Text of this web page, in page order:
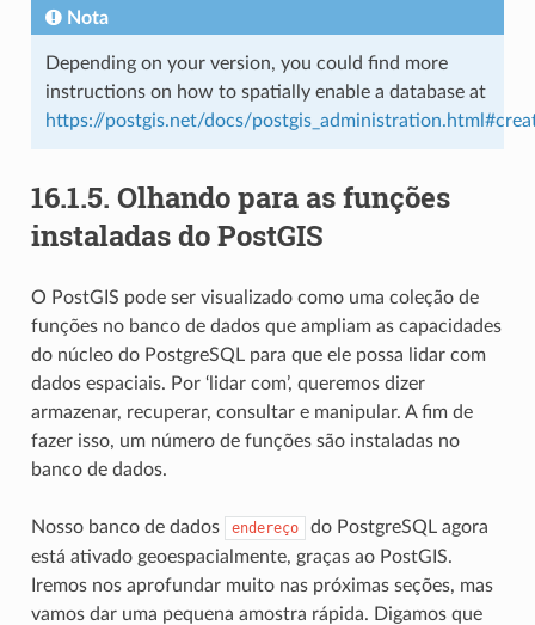
Nota
Depending on your version, you could find more
instructions on how to spatially enable a database at
https://postgis.net/docs/
16.1.5. Olhando para as funções
instaladas do PostGIS
O PostGIS pode ser visualizado como uma coleção de
funções no banco de dados que ampliam as capacidades
do núcleo do PostgreSQL para que ele possa lidar com
dados espaciais. Por ‘lidar com’, queremos dizer
armazenar, recuperar, consultar e manipular. A fim de
fazer isso, um número de funções são instaladas no
banco de dados.
Nosso banco de dados endereço
do PostgreSQL agora
está ativado geoespacialmente, graças ao PostGIS.
Iremos nos aprofundar muito nas próximas seções, mas
vamos dar uma pequena amostra rápida. Digamos que